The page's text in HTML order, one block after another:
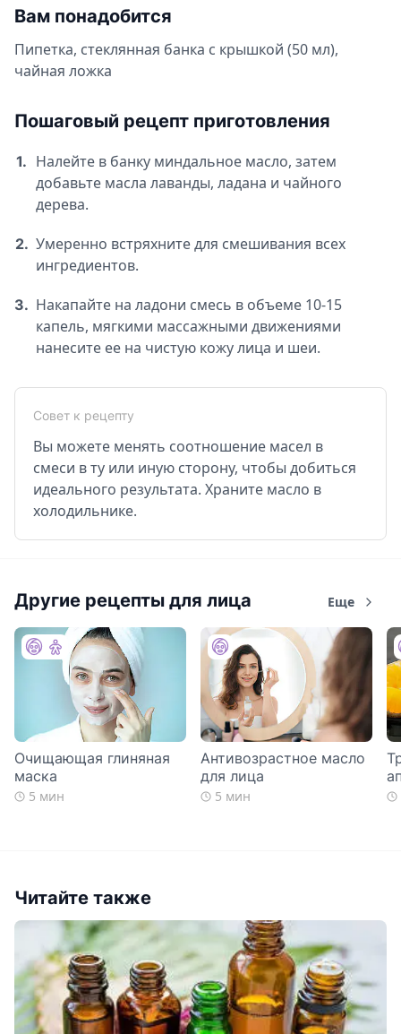
Вам понадобится
Пипетка, стеклянная банка с крышкой (50 мл),
чайная ложка
Пошаговый рецепт приготовления
1. Налейте в банку миндальное масло, затем
добавьте масла лаванды, ладана и чайного
дерева.
2. Умеренно встряхните для смешивания всех
ингредиентов.
3. Накапайте на ладони смесь в объеме 10-15
капель, мягкими массажными движениями
нанесите ее на чистую кожу лица и шеи.
Совет к рецепту
Вы можете менять соотношение масел в
смеси в ту или иную сторону, чтобы добиться
идеального результата. Храните масло в
холодильнике.
Другие рецепты для лица Еще
Очищающая глиняная
маска
5 мин
Антивозрастное масло
для лица
5 мин
Читайте также